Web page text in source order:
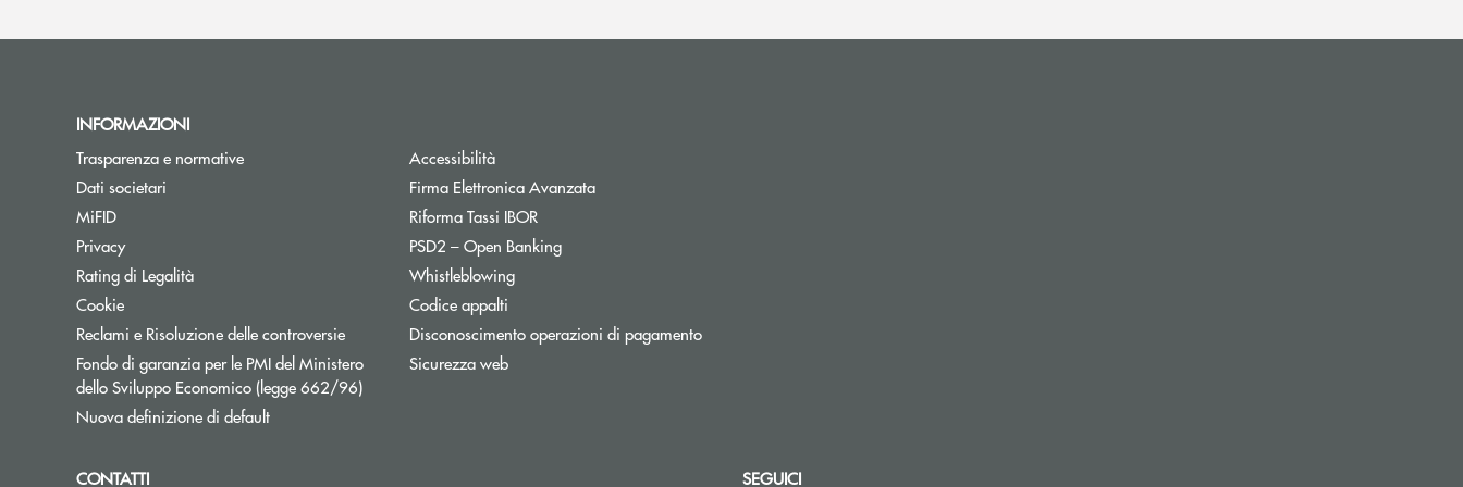
INFORMAZIONI
Trasparenza e normative
Dati societari
MiFID
Privacy
Rating di Legalità
Cookie
Reclami e Risoluzione delle controversie
Fondo di garanzia per le PMI del Ministero
dello Sviluppo Economico (legge 662/96)Apre una nuova finestra
Nuova definizione di default
Accessibilità
Firma Elettronica Avanzata
Riforma Tassi IBOR
PSD2 – Open BankingApre una nuova finestra
WhistleblowingApre una nuova finestra
Codice appalti
Disconoscimento operazioni di pagamento
Sicurezza web
CONTATTI SEGUICI